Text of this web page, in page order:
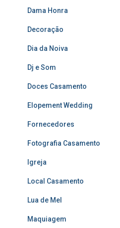
Dama Honra
Decoração
Dia da Noiva
Dj e Som
Doces Casamento
Elopement Wedding
Fornecedores
Fotografia Casamento
Igreja
Local Casamento
Lua de Mel
Maquiagem